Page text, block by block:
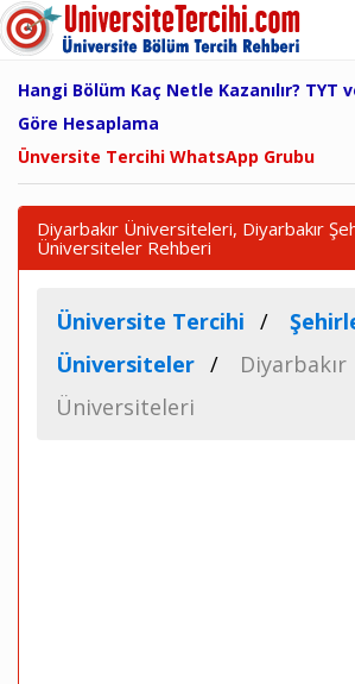
Hangi Bölüm Kaç Netle Kazanılır? TYT
Göre Hesaplama
Ünversite Tercihi WhatsApp Grubu
Diyarbakır Üniversiteleri, Diyarbakır
Üniversiteler Rehberi
Üniversite Tercihi
Üniversiteler
Diyarbakır
Üniversiteleri